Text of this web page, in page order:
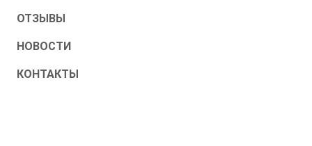
ОТЗЫВЫ
НОВОСТИ
КОНТАКТЫ